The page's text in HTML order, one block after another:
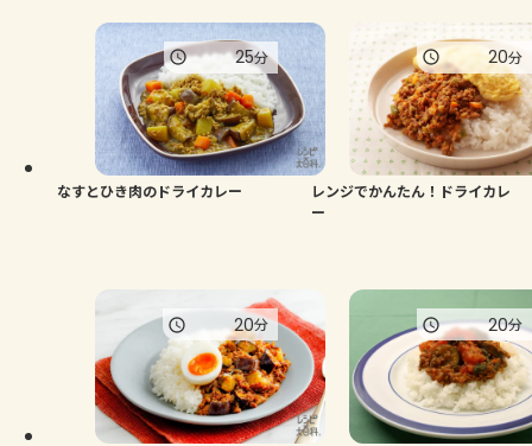
なすとひき肉のドライカレー
25分
レンジでかんたん！ドライカレ
ー
20分
20分 20分